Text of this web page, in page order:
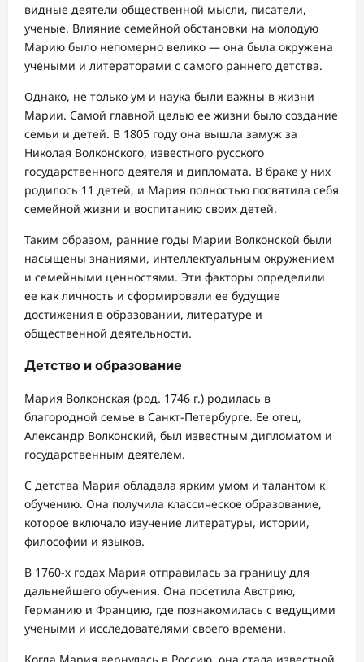
видные деятели общественной мысли, писатели,
ученые. Влияние семейной обстановки на молодую
Марию было непомерно велико — она была окружена
учеными и литераторами с самого раннего детства.
Однако, не только ум и наука были важны в жизни
Марии. Самой главной целью ее жизни было создание
семьи и детей. В 1805 году она вышла замуж за
Николая Волконского, известного русского
государственного деятеля и дипломата. В браке у них
родилось 11 детей, и Мария полностью посвятила себя
семейной жизни и воспитанию своих детей.
Таким образом, ранние годы Марии Волконской были
насыщены знаниями, интеллектуальным окружением
и семейными ценностями. Эти факторы определили
ее как личность и сформировали ее будущие
достижения в образовании, литературе и
общественной деятельности.
Детство и образование
Мария Волконская (род. 1746 г.) родилась в
благородной семье в Санкт-Петербурге. Ее отец,
Александр Волконский, был известным дипломатом и
государственным деятелем.
С детства Мария обладала ярким умом и талантом к
обучению. Она получила классическое образование,
которое включало изучение литературы, истории,
философии и языков.
В 1760-х годах Мария отправилась за границу для
дальнейшего обучения. Она посетила Австрию,
Германию и Францию, где познакомилась с ведущими
учеными и исследователями своего времени.
Когда Мария вернулась в Россию, она стала известной